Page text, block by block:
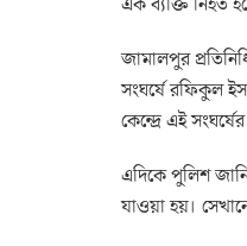
জামালপুর
সংঘর্ষে রফিকুল
কেন্দ্রে এই
এদিকে পুলিশ
যাওয়া হয়।